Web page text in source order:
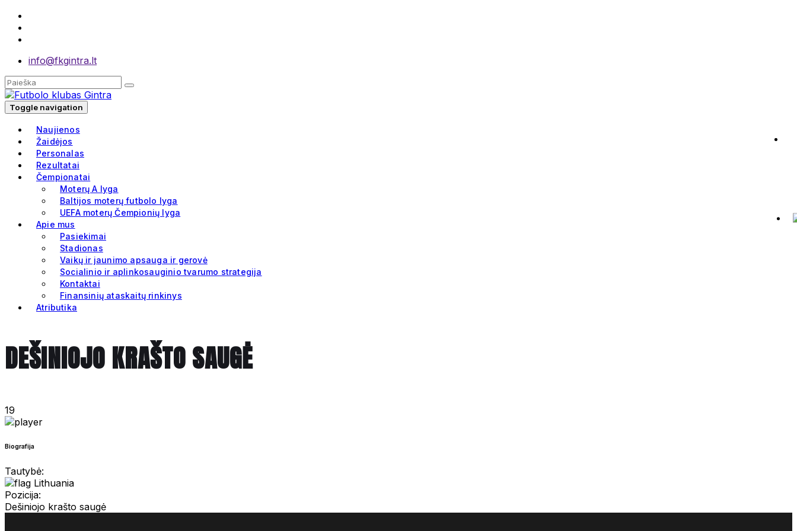
info@fkgintra.lt
Toggle navigation
Naujienos
Žaidėjos
Personalas
Rezultatai
Čempionatai
Moterų A lyga
Baltijos moterų futbolo lyga
UEFA moterų Čempionių lyga
Apie mus
Pasiekimai
Stadionas
Vaikų ir jaunimo apsauga ir gerovė
Socialinio ir aplinkosauginio tvarumo strategija
Kontaktai
Finansinių ataskaitų rinkinys
Atributika
DEŠINIOJO KRAŠTO SAUGĖ
19
Biografija
Tautybė:
Lithuania
Pozicija:
Dešiniojo krašto saugė